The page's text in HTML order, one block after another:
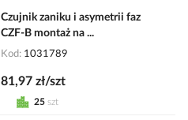
Czujnik zaniku i asymetrii faz
CZF-B montaż na ...
Kod 1031789
81,97 zł/szt
25 szt